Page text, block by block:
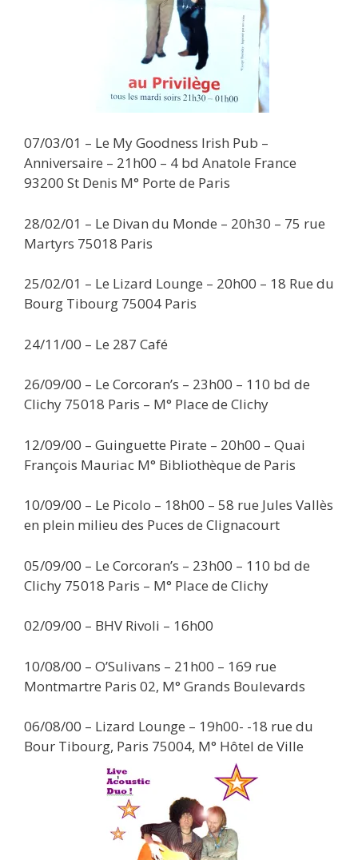
07/03/01 – Le My Goodness Irish Pub –
Anniversaire – 21h00 – 4 bd Anatole France
93200 St Denis M° Porte de Paris
28/02/01 – Le Divan du Monde – 20h30 – 75 rue
Martyrs 75018 Paris
25/02/01 – Le Lizard Lounge – 20h00 – 18 Rue du
Bourg Tibourg 75004 Paris
24/11/00 – Le 287 Café
26/09/00 – Le Corcoran’s – 23h00 – 110 bd de
Clichy 75018 Paris – M° Place de Clichy
12/09/00 – Guinguette Pirate – 20h00 – Quai
François Mauriac M° Bibliothèque de Paris
10/09/00 – Le Picolo – 18h00 – 58 rue Jules Vallès
en plein milieu des Puces de Clignacourt
05/09/00 – Le Corcoran’s – 23h00 – 110 bd de
Clichy 75018 Paris – M° Place de Clichy
02/09/00 – BHV Rivoli – 16h00
10/08/00 – O’Sulivans – 21h00 – 169 rue
Montmartre Paris 02, M° Grands Boulevards
06/08/00 – Lizard Lounge – 19h00- -18 rue du
Bour Tibourg, Paris 75004, M° Hôtel de Ville